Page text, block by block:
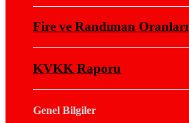
Fire ve Randıman Oranları
KVKK Raporu
Genel Bilgiler